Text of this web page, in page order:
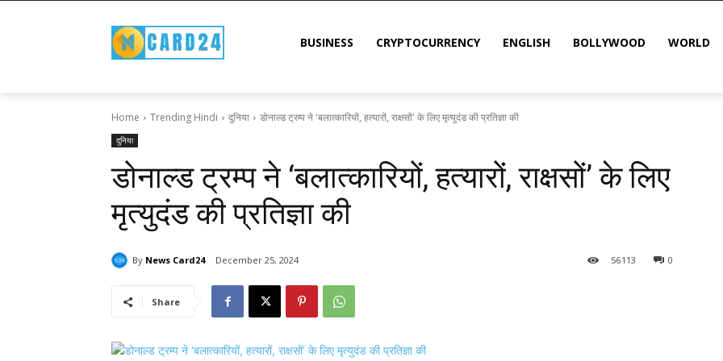
BUSINESS CRYPTOCURRENCY ENGLISH BOLLYWOOD WORLD
Home Trending Hindi दुनिया डोनाल्ड ट्रम्प ने 'बलात्कारियों, हत्यारों, राक्षसों' के लिए मृत्युदंड की प्रतिज्ञा की
दुनिया
डोनाल्ड ट्रम्प ने ‘बलात्कारियों, हत्यारों, राक्षसों’ के लिए
मृत्युदंड की प्रतिज्ञा की
By News Card24 December 25, 2024 0
56113
Share